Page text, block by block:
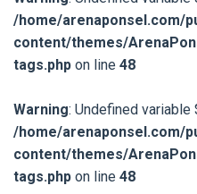
/home/arenaponsel.com/
content/themes/
tags.php on line 48
Warning: Undefined
/home/arenaponsel.com/
content/themes/
tags.php on line 48